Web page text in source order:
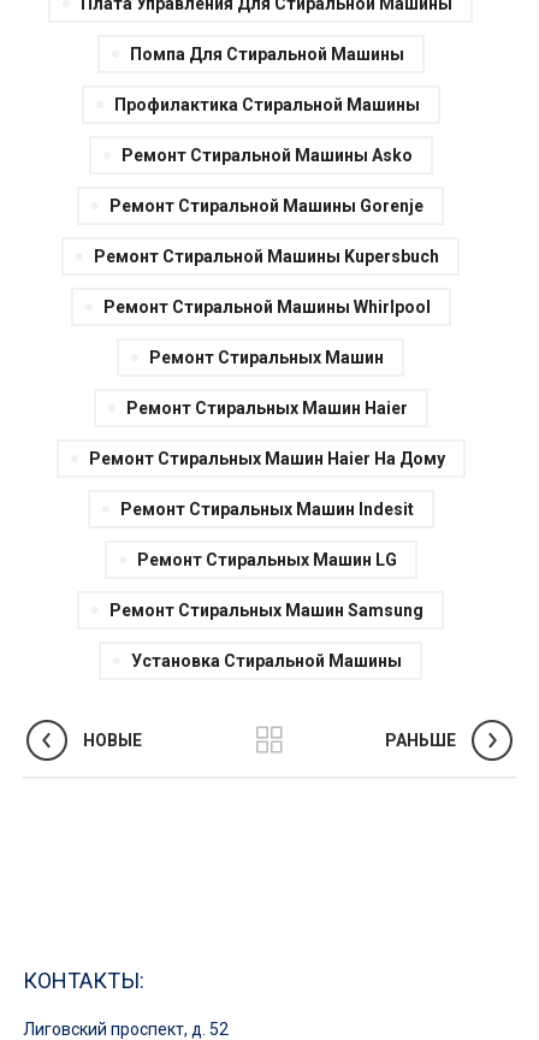
Помпа Для Стиральной Машины
Профилактика Стиральной Машины
Ремонт Стиральной Машины Asko
Ремонт Стиральной Машины Gorenje
Ремонт Стиральной Машины Kupersbuch
Ремонт Стиральной Машины Whirlpool
Ремонт Стиральных Машин
Ремонт Стиральных Машин Haier
Ремонт Стиральных Машин Haier На Дому
Ремонт Стиральных Машин Indesit
Ремонт Стиральных Машин LG
Ремонт Стиральных Машин Samsung
Установка Стиральной Машины
НОВЫЕ РАНЬШЕ
КОНТАКТЫ:
Лиговский проспект, д. 52